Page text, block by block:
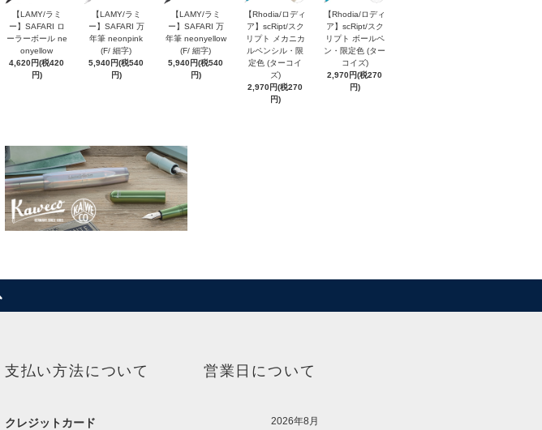
【LAMY/ラミ
ー】SAFARI ロ
ーラーボール ne
onyellow
4,620円(税420
円)
【LAMY/ラミ
ー】SAFARI 万
年筆 neonpink
(F/ 細字)
5,940円(税540
円)
【LAMY/ラミ
ー】SAFARI 万
年筆 neonyellow
(F/ 細字)
5,940円(税540
円)
【Rhodia/ロディ
ア】scRipt/スク
リプト メカニカ
ルペンシル・限
定色 (ターコイ
ズ)
2,970円(税270
円)
【Rhodia/ロディ
ア】scRipt/スク
リプト ボールペ
ン・限定色 (ター
コイズ)
2,970円(税270
円)
支払い方法について
クレジットカード
営業日について
2026年8月